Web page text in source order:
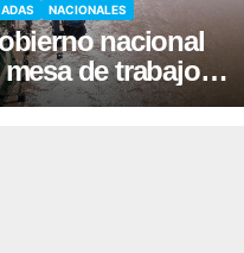
NACIONALES
nacional
de trabajo